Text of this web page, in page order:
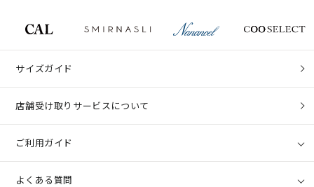
サイズガイド
店舗受け取りサービスについて
ご利用ガイド
よくある質問